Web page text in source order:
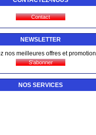
NEWSLETTER
nos meilleures offres et
NOS SERVICES
2021 suite à une commande du 02/04/
le choco est limité taupe grisé, et